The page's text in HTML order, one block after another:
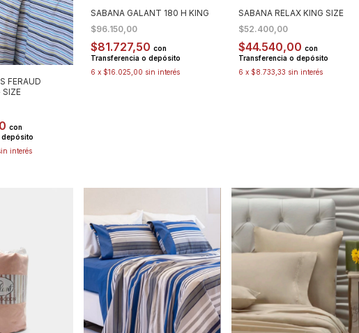
FERAUD
SIZE
con
depósito
interés
SABANA GALANT 180 H KING
$96.150,00
$81.727,50con
Transferencia o depósito
6 x $16.025,00 sin interés
SABANA RELAX KING SIZE
$52.400,00
$44.540,00 con
Transferencia o depósito
6 x $8.733,33 sin interés